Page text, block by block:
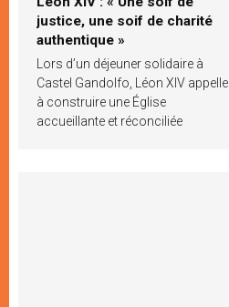
justice, une soif de charité
authentique »
Lors d’un déjeuner solidaire à
Castel Gandolfo, Léon XIV appelle
à construire une Église
accueillante et réconciliée